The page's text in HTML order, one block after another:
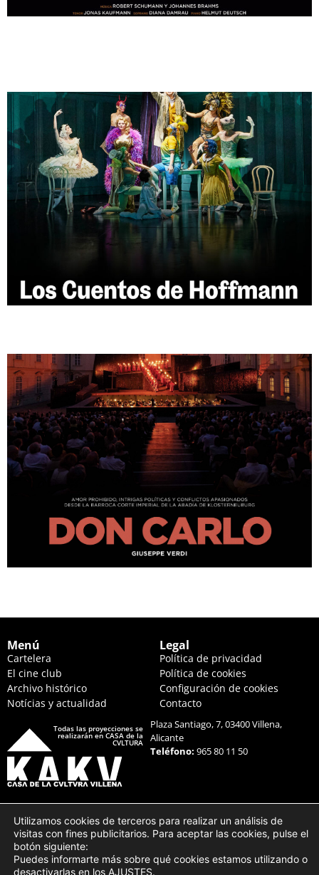
Menú
Cartelera
El cine club
Archivo histórico
Notícias y actualidad
Legal
Política de privacidad
Política de cookies
Configuración de cookies
Contacto
Todas las proyecciones se
realizarán en CASA de la
CVLTURA
Plaza Santiago, 7, 03400 Villena,
Alicante
Teléfono:965 80 11 50
Utilizamos cookies de terceros para realizar un análisis de
visitas con fines publicitarios. Para aceptar las cookies, pulse el
botón siguiente:
Puedes informarte más sobre qué cookies estamos utilizando o
desactivarlas en los AJUSTES.